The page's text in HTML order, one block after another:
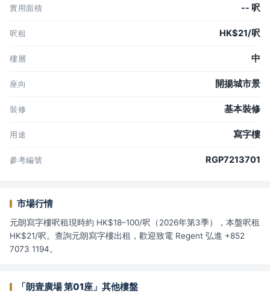
實用面積 -- 呎
呎租 HK$21/呎
樓層 中
座向 開揚城市景
裝修 基本裝修
用途 寫字樓
參考編號 RGP7213701
市場行情
元朗寫字樓呎租現時約 HK$18–100/呎（2026年第3季），本盤呎租
HK$21/呎。查詢元朗寫字樓出租，歡迎致電 Regent 弘進 +852
7073 1194。
「朗壹廣場 第01座」其他樓盤